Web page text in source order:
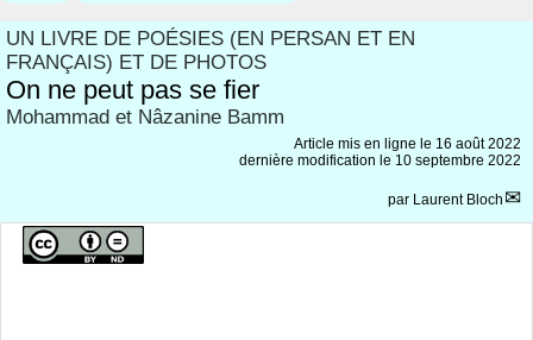
UN LIVRE DE POÉSIES (EN PERSAN ET EN
FRANÇAIS) ET DE PHOTOS
On ne peut pas se fier
Mohammad et Nâzanine Bamm
Article mis en ligne le 16 août 2022
dernière modification le 10 septembre 2022
par Laurent Bloch